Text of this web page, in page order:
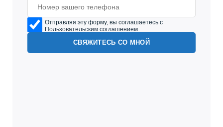
Отправляя эту форму, вы соглашаетесь с
Пользовательским соглашением